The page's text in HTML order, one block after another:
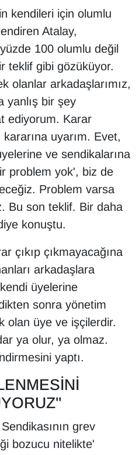
kendileri için olumlu
Atalay,
100 olumlu değil
teklif gibi gözüküyor.
olanlar arkadaşlarımız,
yanlış bir şey
ediyorum. Karar
kararına uyarım. Evet,
ve sendikalarına
problem yok', biz de
Problem varsa
Bu son teklif. Bir daha
konuştu.
çıkıp çıkmayacağına
arkadaşlara
üyelerine
sonra yönetim
olan üye ve işçilerdir.
ya olur, ya olmaz.
yaptı.
grev
bozucu nitelikte'